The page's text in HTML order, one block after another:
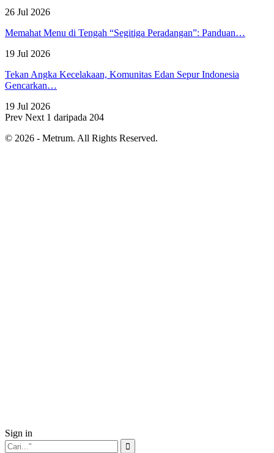
26 Jul 2026
Memahat Menu di Tengah “Segitiga Peradangan”: Panduan…
19 Jul 2026
Tekan Angka Kecelakaan, Komunitas Edan Sepur Indonesia
Gencarkan…
19 Jul 2026
Prev Next 1 daripada 204
© 2026 - Metrum. All Rights Reserved.
Sign in